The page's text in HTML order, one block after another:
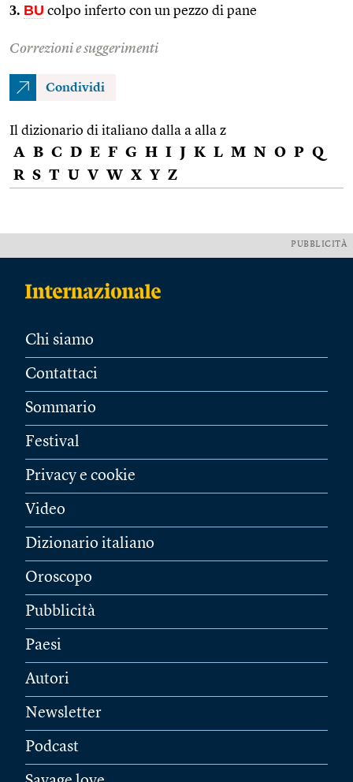
3. BU colpo inferto con un pezzo di pane
Correzioni e suggerimenti
Condividi
Il dizionario di italiano dalla a alla z
A B C D E F G H I J K L M N O P Q
R S T U V W X Y Z
PUBBLICITÀ
Chi siamo
Contattaci
Sommario
Festival
Privacy e cookie
Video
Dizionario italiano
Oroscopo
Pubblicità
Paesi
Autori
Newsletter
Podcast